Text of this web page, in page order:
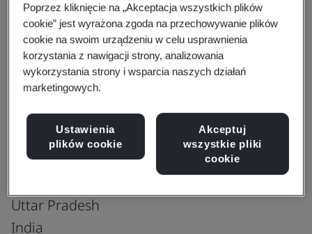
SA 8000:2014
Kings International Limited
D-13 & D-19, Site II
UPSIDC Industrial Area
Uttar Pradesh
India
Poprzez kliknięcie na „Akceptacja wszystkich plików
cookie” jest wyrażona zgoda na przechowywanie plików
cookie na swoim urządzeniu w celu usprawnienia
korzystania z nawigacji strony, analizowania
wykorzystania strony i wsparcia naszych działań
marketingowych.
Ustawienia
plików cookie
Akceptuj
wszystkie pliki
cookie